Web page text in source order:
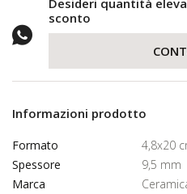
sconto
Informazioni prodotto
Formato
4,8x20
Spessore
9,5 mm
Marca